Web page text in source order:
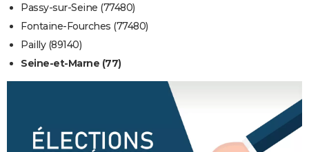
Passy-sur-Seine (77480)
Fontaine-Fourches (77480)
Pailly (89140)
Seine-et-Marne (77)